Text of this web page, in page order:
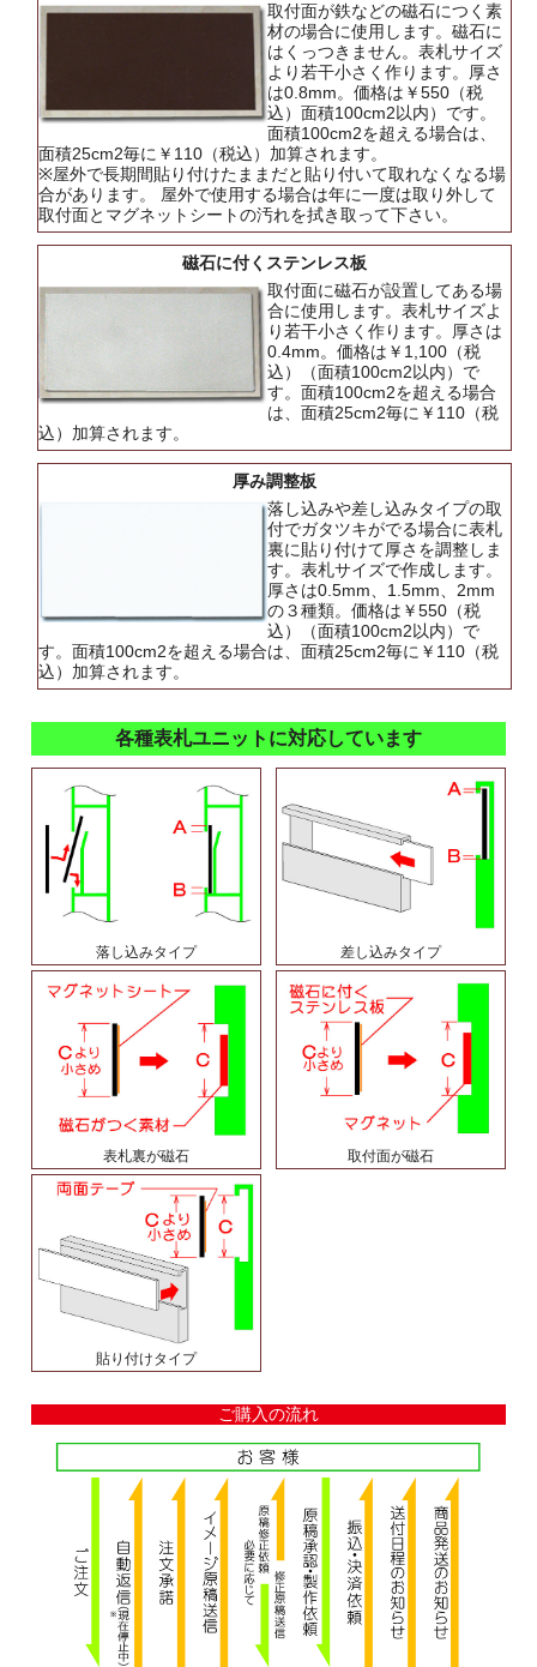
取付面が鉄などの磁石につく素
材の場合に使用します。磁石に
はくっつきません。表札サイズ
より若干小さく作ります。厚さ
は0.8mm。価格は￥550（税
込）面積100cm2以内）です。
面積100cm2を超える場合は、
面積25cm2毎に￥110（税込）加算されます。
※屋外で長期間貼り付けたままだと貼り付いて取れなくなる場
合があります。 屋外で使用する場合は年に一度は取り外して
取付面とマグネットシートの汚れを拭き取って下さい。
磁石に付くステンレス板
取付面に磁石が設置してある場
合に使用します。表札サイズよ
り若干小さく作ります。厚さは
0.4mm。価格は￥1,100（税
込）（面積100cm2以内）で
す。面積100cm2を超える場合
は、面積25cm2毎に￥110（税
込）加算されます。
厚み調整板
落し込みや差し込みタイプの取
付でガタツキがでる場合に表札
裏に貼り付けて厚さを調整しま
す。表札サイズで作成します。
厚さは0.5mm、1.5mm、2mm
の３種類。価格は￥550（税
込）（面積100cm2以内）で
す。面積100cm2を超える場合は、面積25cm2毎に￥110（税
込）加算されます。
各種表札ユニットに対応しています
落し込みタイプ 差し込みタイプ
表札裏が磁石 取付面が磁石
貼り付けタイプ
ご購入の流れ